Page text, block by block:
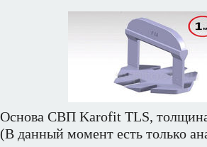
Основа СВП Karofit TLS,
(В данный момент есть только